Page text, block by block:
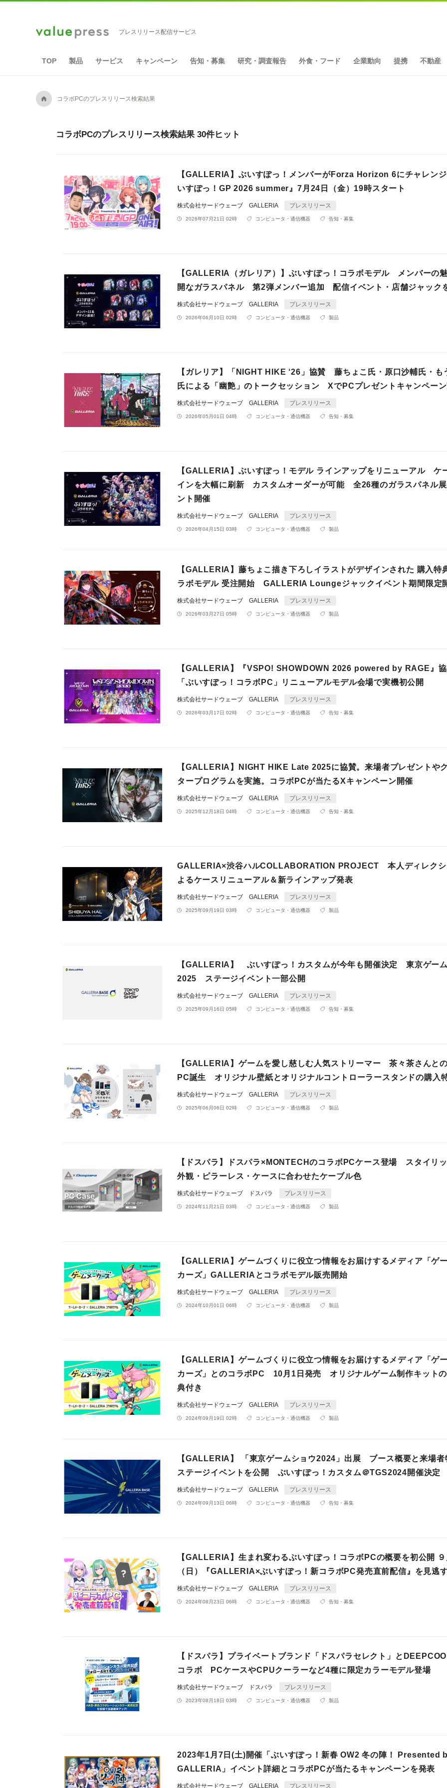
プレスリリース配信サービス
TOP 製品 サービス キャンペーン 告知・募集 研究・調査報告 外食・フード 企業動向 提携 不動産
A コラボPCのプレスリリース検索結果
コラボPCのプレスリリース検索結果 30件ヒット
【GALLERIA】ぶいすぽっ！メンバーがForza Horizon 6にチャレン
いすぽっ！GP 2026 summer』7月24日（金）19時スタート
株式会社サードウェーブ GALLERIA プレスリリース
2026年07月21日 02時 コンピュータ・通信機器 告知・募集
【GALLERIA（ガレリア）】ぶいすぽっ！コラボモデル メンバーの
開なガラスパネル 第2弾メンバー追加 配信イベント・店舗ジャック
株式会社サードウェーブ GALLERIA プレスリリース
2026年06月10日 02時 コンピュータ・通信機器 製品
【ガレリア】「NIGHT HIKE ‘26」協賛 藤ちょこ氏・原口沙輔氏・も
氏による「幽艶」のトークセッション XでPCプレゼントキャンペー
株式会社サードウェーブ GALLERIA プレスリリース
2026年05月01日 04時 コンピュータ・通信機器 告知・募集
【GALLERIA】ぶいすぽっ！モデル ラインアップをリニューアル ケ
インを大幅に刷新 カスタムオーダーが可能 全26種のガラスパネル
ント開催
株式会社サードウェーブ GALLERIA プレスリリース
2026年04月15日 03時 コンピュータ・通信機器 製品
【GALLERIA】藤ちょこ描き下ろしイラストがデザインされた 購入特
ラボモデル 受注開始 GALLERIA Loungeジャックイベント期間限定
株式会社サードウェーブ GALLERIA プレスリリース
2026年03月27日 05時 コンピュータ・通信機器 製品
【GALLERIA】『VSPO! SHOWDOWN 2026 powered by RAGE』
「ぶいすぽっ！コラボPC」リニューアルモデル会場で実機初公開
株式会社サードウェーブ GALLERIA プレスリリース
2026年03月17日 02時 コンピュータ・通信機器 告知・募集
【GALLERIA】NIGHT HIKE Late 2025に協賛。来場者プレゼントや
タープログラムを実施。コラボPCが当たるXキャンペーン開催
株式会社サードウェーブ GALLERIA プレスリリース
2025年12月18日 04時 コンピュータ・通信機器 告知・募集
GALLERIA×渋谷ハルCOLLABORATION PROJECT 本人ディレクシ
よるケースリニューアル＆新ラインアップ発表
株式会社サードウェーブ GALLERIA プレスリリース
2025年09月19日 03時 コンピュータ・通信機器 製品
【GALLERIA】 ぶいすぽっ！カスタムが今年も開催決定 東京ゲー
2025 ステージイベント一部公開
株式会社サードウェーブ GALLERIA プレスリリース
2025年09月16日 05時 コンピュータ・通信機器 告知・募集
【GALLERIA】ゲームを愛し慈しむ人気ストリーマー 茶々茶さんと
PC誕生 オリジナル壁紙とオリジナルコントローラースタンドの購入
株式会社サードウェーブ GALLERIA プレスリリース
2025年06月06日 02時 コンピュータ・通信機器 製品
【ドスパラ】ドスパラ×MONTECHのコラボPCケース登場 スタイリ
外観・ピラーレス・ケースに合わせたケーブル色
株式会社サードウェーブ ドスパラ プレスリリース
2024年11月21日 03時 コンピュータ・通信機器 製品
【GALLERIA】ゲームづくりに役立つ情報をお届けするメディア「ゲ
カーズ」GALLERIAとコラボモデル販売開始
株式会社サードウェーブ GALLERIA プレスリリース
2024年10月01日 06時 コンピュータ・通信機器 製品
【GALLERIA】ゲームづくりに役立つ情報をお届けするメディア「ゲ
カーズ」とのコラボPC 10月1日発売 オリジナルゲーム制作キット
典付き
株式会社サードウェーブ GALLERIA プレスリリース
2024年09月19日 02時 コンピュータ・通信機器 製品
【GALLERIA】 「東京ゲームショウ2024」出展 ブース概要と来場者
ステージイベントを公開 ぶいすぽっ！カスタム＠TGS2024開催決定
株式会社サードウェーブ GALLERIA プレスリリース
2024年09月13日 06時 コンピュータ・通信機器 告知・募集
【GALLERIA】生まれ変わるぶいすぽっ！コラボPCの概要を初公開 ９
（日）『GALLERIA×ぶいすぽっ！新コラボPC発売直前配信』を見逃
株式会社サードウェーブ GALLERIA プレスリリース
2024年08月23日 06時 コンピュータ・通信機器 告知・募集
【ドスパラ】プライベートブランド「ドスパラセレクト」と
コラボ PCケースやCPUクーラーなど4種に限定カラーモデル登場
株式会社サードウェーブ ドスパラ プレスリリース
2023年08月18日 03時 コンピュータ・通信機器 製品
2023年1月7日(土)開催「ぶいすぽっ！新春 OW2 冬の陣！ Presented
GALLERIA」イベント詳細とコラボPCが当たるキャンペーンを発表
株式会社サードウェーブ GALLERIA プレスリリース